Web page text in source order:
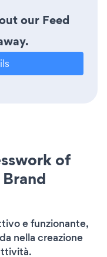
our Feed
of
e funzionante,
nella creazione